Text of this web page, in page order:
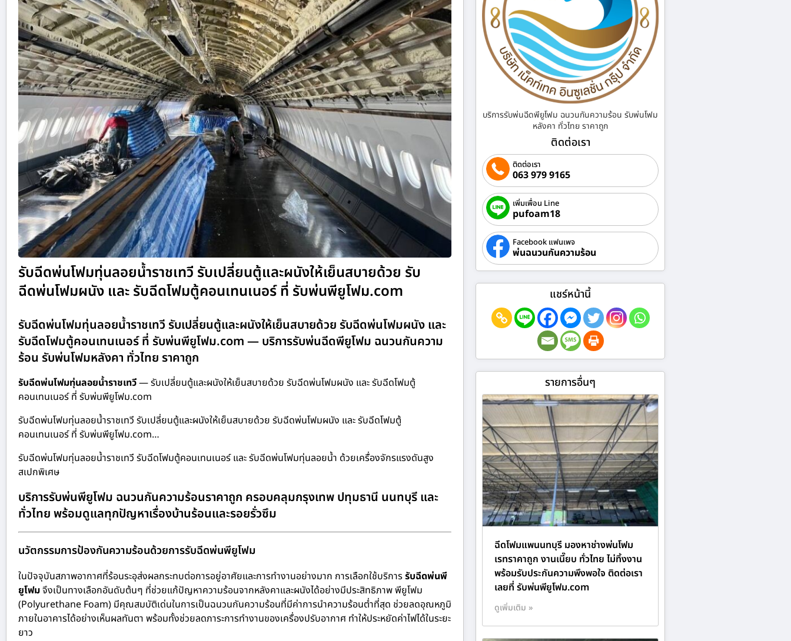
รับฉีดพ่นโฟมทุ่นลอยน้ำราชเทวี รับเปลี่ยนตู้และผนังให้เย็นสบายด้วย รับ
ฉีดพ่นโฟมผนัง และ รับฉีดโฟมตู้คอนเทนเนอร์ ที่ รับพ่นพียูโฟม.com
รับฉีดพ่นโฟมทุ่นลอยน้ำราชเทวี รับเปลี่ยนตู้และผนังให้เย็นสบายด้วย รับฉีดพ่นโฟมผนัง และ
รับฉีดโฟมตู้คอนเทนเนอร์ ที่ รับพ่นพียูโฟม.com — บริการรับพ่นฉีดพียูโฟม ฉนวนกันความ
ร้อน รับพ่นโฟมหลังคา ทั่วไทย ราคาถูก
รับฉีดพ่นโฟมทุ่นลอยน้ำราชเทวี— รับเปลี่ยนตู้และผนังให้เย็นสบายด้วย รับฉีดพ่นโฟมผนัง และ รับฉีดโฟมตู้
คอนเทนเนอร์ ที่ รับพ่นพียูโฟม.com
รับฉีดพ่นโฟมทุ่นลอยน้ำราชเทวี รับเปลี่ยนตู้และผนังให้เย็นสบายด้วย รับฉีดพ่นโฟมผนัง และ รับฉีดโฟมตู้
คอนเทนเนอร์ ที่ รับพ่นพียูโฟม.com…
รับฉีดพ่นโฟมทุ่นลอยน้ำราชเทวี รับฉีดโฟมตู้คอนเทนเนอร์ และ รับฉีดพ่นโฟมทุ่นลอยน้ำ ด้วยเครื่องจักรแรงดันสูง
สเปกพิเศษ
บริการรับพ่นพียูโฟม ฉนวนกันความร้อนราคาถูก ครอบคลุมกรุงเทพ ปทุมธานี นนทบุรี และ
ทั่วไทย พร้อมดูแลทุกปัญหาเรื่องบ้านร้อนและรอยรั่วซึม
นวัตกรรมการป้องกันความร้อนด้วยการรับฉีดพ่นพียูโฟม
ในปัจจุบันสภาพอากาศที่ร้อนระอุส่งผลกระทบต่อการอยู่อาศัยและการทำงานอย่างมาก การเลือกใช้บริการรับฉีดพ่นพี
ยูโฟมจึงเป็นทางเลือกอันดับต้นๆ ที่ช่วยแก้ปัญหาความร้อนจากหลังคาและผนังได้อย่างมีประสิทธิภาพ พียูโฟม
(Polyurethane Foam) มีคุณสมบัติเด่นในการเป็นฉนวนกันความร้อนที่มีค่าการนำความร้อนต่ำที่สุด ช่วยลดอุณหภูมิ
ภายในอาคารได้อย่างเห็นผลทันตา พร้อมทั้งช่วยลดภาระการทำงานของเครื่องปรับอากาศ ทำให้ประหยัดค่าไฟได้ในระยะ
ยาว
บริการรับพ่นฉีดพียูโฟม ฉนวนกันความร้อน รับพ่นโฟม
หลังคา ทั่วไทย ราคาถูก
ติดต่อเรา
ติดต่อเรา
063 979 9165
เพิ่มเพื่อน Line
pufoam18
Facebook แฟนเพจ
พ่นฉนวนกันความร้อน
แชร์หน้านี้
รายการอื่นๆ
ฉีดโฟมแพนนทบุรี มองหาช่างพ่นโฟม
เรทราคาถูก งานเนี๊ยบ ทั่วไทย ไม่ทิ้งงาน
พร้อมรับประกันความพึงพอใจ ติดต่อเรา
เลยที่ รับพ่นพียูโฟม.com
ดูเพิ่มเติม »